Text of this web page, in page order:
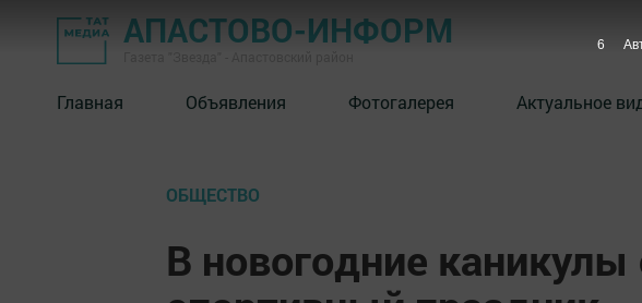
АПАСТОВО-ИНФОРМ
Главная Объявления Фотогалерея Актуальное
ОБЩЕСТВО
В новогодние каникулы
5